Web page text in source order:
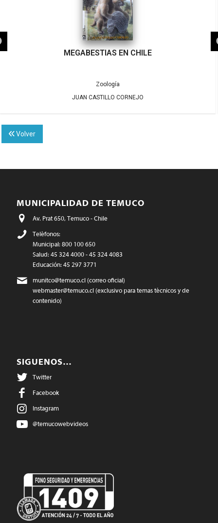
MEGABESTIAS EN CHILE
Zoología
JUAN CASTILLO CORNEJO
Volver
MUNICIPALIDAD DE TEMUCO
Av. Prat 650, Temuco - Chile
Teléfonos:
Municipal: 800 100 650
Salud: 45 324 4000 - 45 324 4083
Educación: 45 297 3771
munitco@temuco.cl(correo oficial)
webmaster@temuco.cl(exclusivo para temas técnicos y de
contenido)
SIGUENOS…
Twitter
Facebook
Instagram
@temucowebvideos